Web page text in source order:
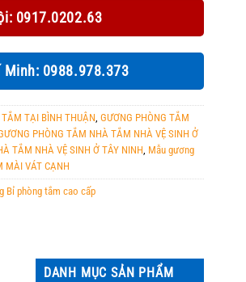
0917.0202.63
Minh: 0988.978.373
TẠI BÌNH THUẬN, GƯƠNG PHÒNG TẮM
PHÒNG TẮM NHÀ TẮM NHÀ VỆ SINH Ở
TẮM NHÀ VỆ SINH Ở TÂY NINH, Mẫu gương
MÀI VÁT CẠNH
Bỉ phòng tắm cao cấp
DANH MỤC SẢN PHẨM